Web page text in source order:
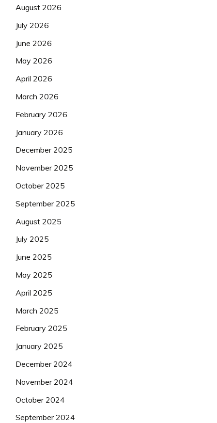
August 2026
July 2026
June 2026
May 2026
April 2026
March 2026
February 2026
January 2026
December 2025
November 2025
October 2025
September 2025
August 2025
July 2025
June 2025
May 2025
April 2025
March 2025
February 2025
January 2025
December 2024
November 2024
October 2024
September 2024